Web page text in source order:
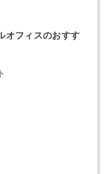
オフィスのおすす